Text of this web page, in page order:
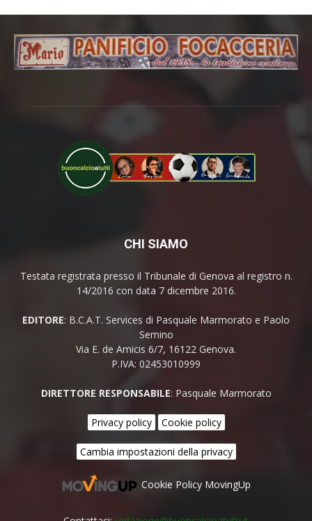
CHI SIAMO
Testata registrata presso il Tribunale di Genova al registro n.
14/2016 con data 7 dicembre 2016.
EDITORE: B.C.A.T. Services di Pasquale Marmorato e Paolo
Semino
Via E. de Amicis 6/7, 16122 Genova.
P.IVA: 02453010999
DIRETTORE RESPONSABILE: Pasquale Marmorato
Privacy policy Cookie policy
Cambia impostazioni della privacy
Cookie Policy MovingUp